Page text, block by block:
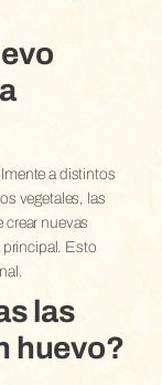
a distintos
vegetales, las
nuevas
principal. Esto
las
huevo?